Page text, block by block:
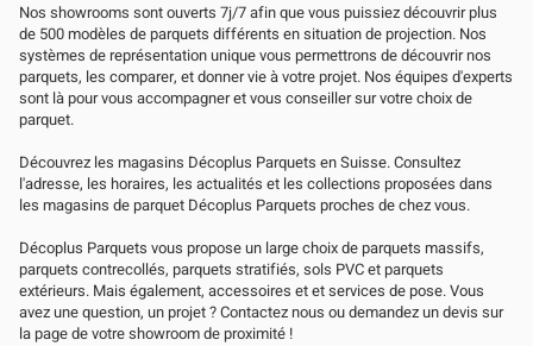
Nos showrooms sont ouverts 7j/7 afin que vous puissiez découvrir plus
de 500 modèles de parquets différents en situation de projection. Nos
systèmes de représentation unique vous permettrons de découvrir nos
parquets, les comparer, et donner vie à votre projet. Nos équipes d'experts
sont là pour vous accompagner et vous conseiller sur votre choix de
parquet.
Découvrez les magasins Décoplus Parquets en Suisse. Consultez
l'adresse, les horaires, les actualités et les collections proposées dans
les magasins de parquet Décoplus Parquets proches de chez vous.
Décoplus Parquets vous propose un large choix de parquets massifs,
parquets contrecollés, parquets stratifiés, sols PVC et parquets
extérieurs. Mais également, accessoires et et services de pose. Vous
avez une question, un projet ? Contactez nous ou demandez un devis sur
la page de votre showroom de proximité !